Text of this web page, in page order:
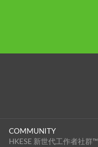
COMMUNITY
HKESE 新世代工作者社群™